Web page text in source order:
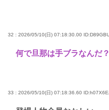
32 : 2026/05/10(日) 07:18:30.00
何で旦那は手ブラなんだ？
33 : 2026/05/10(日) 07:18:36.60